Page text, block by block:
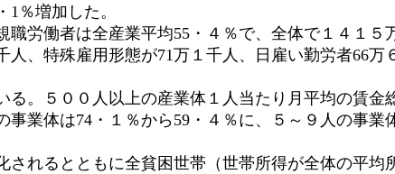
％増加した。
労働者は全産業平均55・４％で、全体で１４１５
、特殊雇用形態が71万１千人、日雇い勤労者66
。５００人以上の産業体１人当たり月平均の賃金
業体は74・１％から59・４％に、５～９人の事
れるとともに全貧困世帯（世帯所得が全体の平均